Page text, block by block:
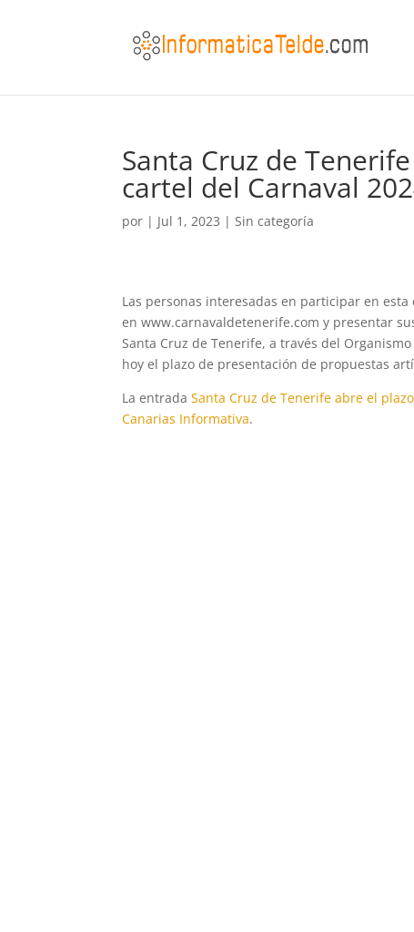
Santa Cruz de
cartel del Carnaval
por | Jul 1, 2023 |Sin categoría
Las personas interesadas en participar en
en www.carnavaldetenerife.com y presentar
Santa Cruz de Tenerife, a través del
hoy el plazo de presentación de propuestas
La entradaSanta Cruz de Tenerife abre el
Canarias Informativa.